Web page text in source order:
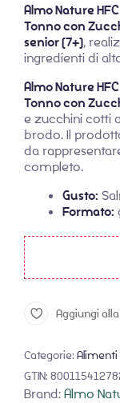
Almo Nature
Tonno con
senior (7+),
ingredienti di
Almo Nature
Tonno con
e zucchini cotti
brodo. Il
da
completo.
Gusto:
Formato:
Aggiungi
Categorie:
GTIN:
Brand:Almo